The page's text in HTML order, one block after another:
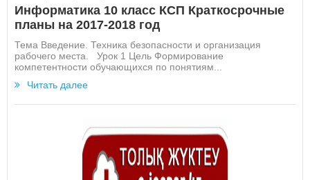
Информатика 10 класс КСП Краткосрочные
планы на 2017-2018 год
Тема Введение. Техника безопасности и организация
рабочего места. Урок 1 Цель Формирование
компетентности обучающихся по понятиям...
Читать далее